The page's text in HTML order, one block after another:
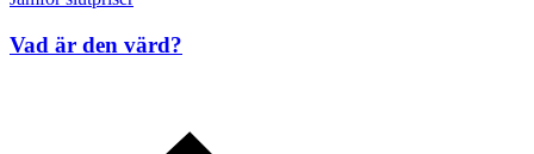
Vad är den värd?